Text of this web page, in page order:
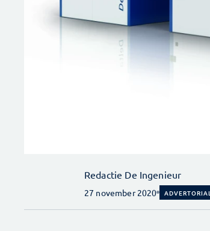
Redactie De Ingenieur
27 november 2020 ADVERTORIAL